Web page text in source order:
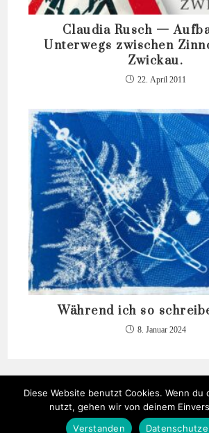
Claudia Rusch —
Unterwegs zwischen
Zwickau.
22. April 2011
Während ich so
8. Januar 2024
Diese Website benutzt Cookies. Wenn du
nutzt, gehen wir von deinem
Verstanden